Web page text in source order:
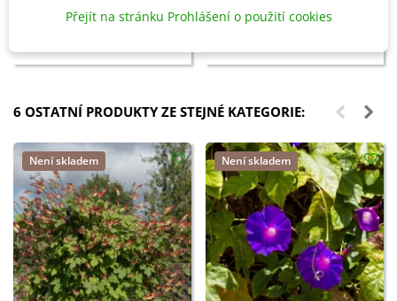
k rostlinám - Devrakon - 300 ml
granulované - 2,5 kg
6 OSTATNÍ PRODUKTY ZE STEJNÉ KATEGORIE:
Není skladem Není skladem
Přejít na stránku Prohlášení o použití cookies